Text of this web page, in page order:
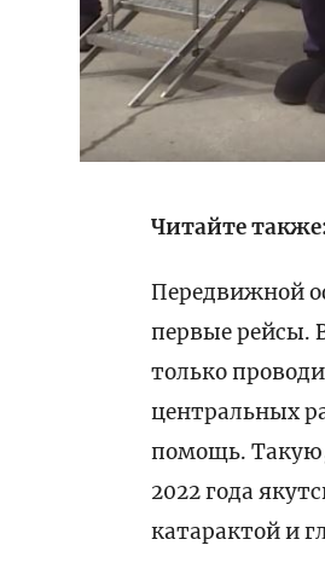
Читайте
Передвижной
первые рейсы.
только
центральных
помощь. Такую,
2022 года
катарактой и